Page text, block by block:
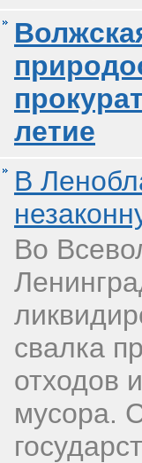
летие
В
Во
свалка
отходов
мусора.